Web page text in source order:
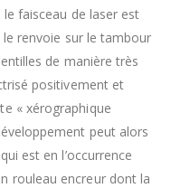
faisceau de laser est
renvoie sur le tambour
de manière très
positivement et
« xérographique
peut alors
est en l’occurrence
rouleau encreur dont la